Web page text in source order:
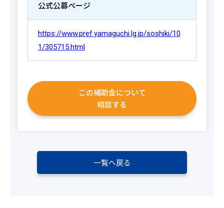
公式公募ページ
https://www.pref.yamaguchi.lg.jp/soshiki/10
1/305715.html
この補助金について
相談する
一覧へ戻る